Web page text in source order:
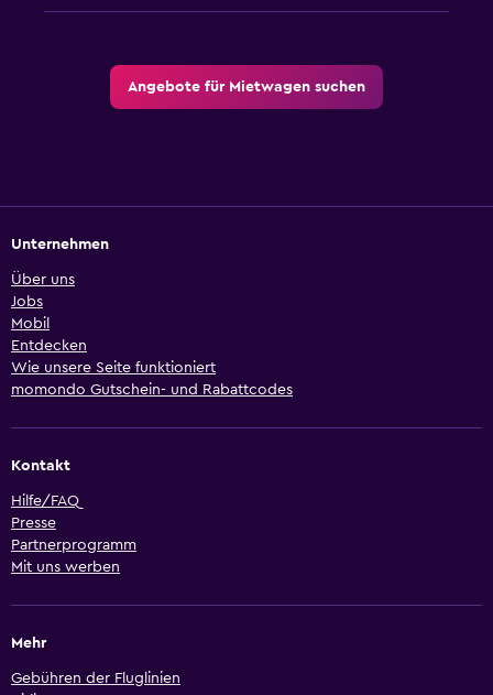
Angebote für Mietwagen suchen
Unternehmen
Über uns
Jobs
Mobil
Entdecken
Wie unsere Seite funktioniert
momondo Gutschein- und Rabattcodes
Kontakt
Hilfe/FAQ
Presse
Partnerprogramm
Mit uns werben
Mehr
Gebühren der Fluglinien